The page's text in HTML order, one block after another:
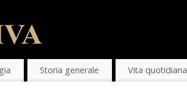
Storia generale Vita quotidiana